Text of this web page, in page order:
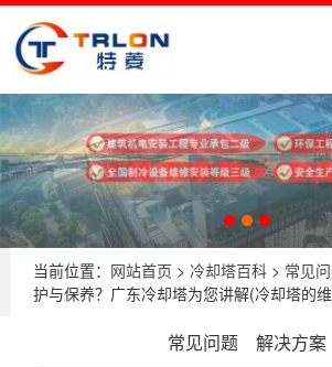
当前位置： 网站首页 > 冷却塔百科 > 常见
护与保养？广东冷却塔为您讲解(冷却塔的
常见问题 解决方案